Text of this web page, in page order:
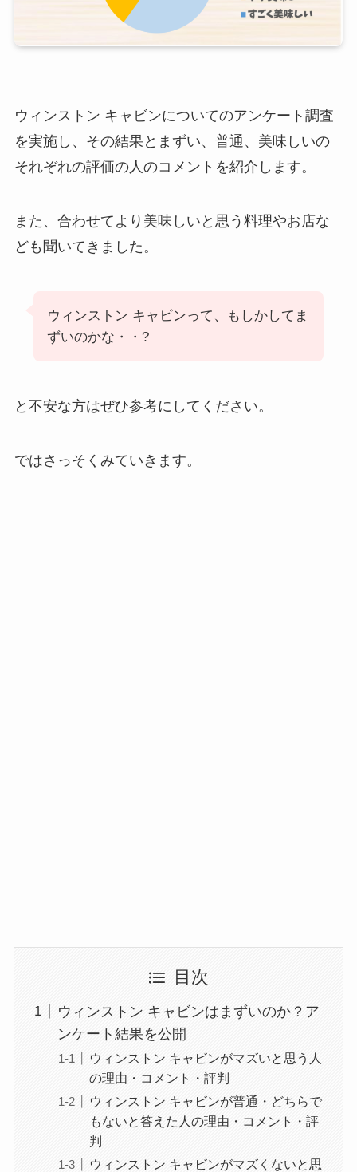
ウィンストン キャビンについてのアンケート調査
を実施し、その結果とまずい、普通、美味しいの
それぞれの評価の人のコメントを紹介します。
また、合わせてより美味しいと思う料理やお店な
ども聞いてきました。
ウィンストン キャビンって、もしかしてま
ずいのかな・・?
と不安な方はぜひ参考にしてください。
ではさっそくみていきます。
目次
ウィンストン キャビンはまずいのか？ア
ンケート結果を公開
ウィンストン キャビンがマズいと思う人
の理由・コメント・評判
ウィンストン キャビンが普通・どちらで
もないと答えた人の理由・コメント・評
判
ウィンストン キャビンがマズくないと思